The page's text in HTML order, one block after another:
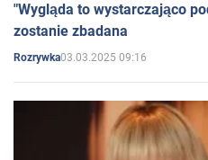
"Wygląda to wystarczająco
zostanie zbadana
Rozrywka03.03.2025 09:16